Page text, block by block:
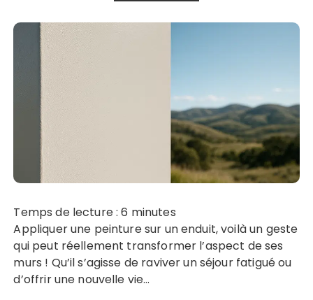
Temps de lecture :6 minutes
Appliquer une peinture sur un enduit, voilà un geste
qui peut réellement transformer l’aspect de ses
murs ! Qu’il s’agisse de raviver un séjour fatigué ou
d’offrir une nouvelle vie…